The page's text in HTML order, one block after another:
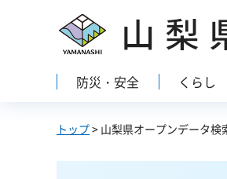
山梨県
防災・安全 くらし
トップ> 山梨県オープンデータ検